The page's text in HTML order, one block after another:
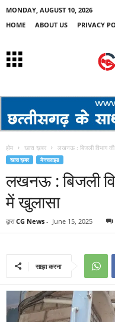
MONDAY, AUGUST 10, 2026
HOME
ABOUT US PRIVACY
होम खास ख़बर लखनऊ : बिजली विभाग
खास ख़बर मेनस्लाइड
लखनऊ : बिजली
में खुलासा
द्वारा CG News - June 15, 2025
साझा करना